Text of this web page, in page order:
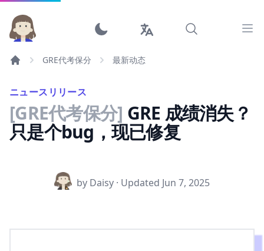
GRE代考保分 最新动态
ニュースリリース
[GRE代考保分] GRE 成绩消失？
只是个bug，现已修复
by Daisy · Updated Jun 7, 2025